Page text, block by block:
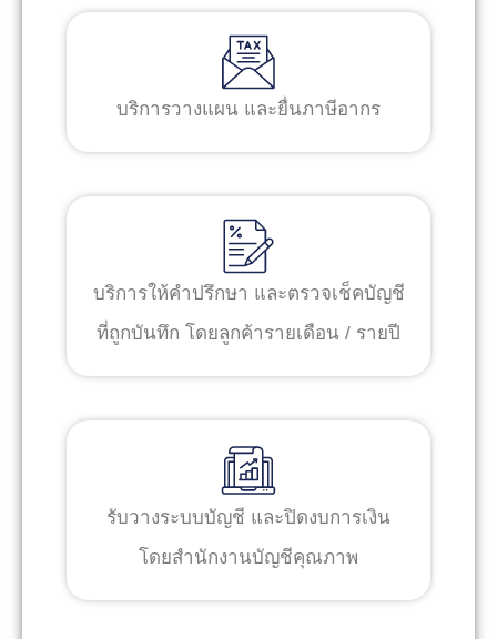
บริการวางแผน และยื่นภาษีอากร
บริการให้คำปรึกษา และตรวจเช็คบัญชี
ที่ถูกบันทึก โดยลูกค้ารายเดือน / รายปี
รับวางระบบบัญชี และปิดงบการเงิน
โดยสำนักงานบัญชีคุณภาพ